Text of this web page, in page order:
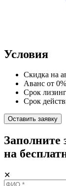
Условия
Скидка на
Аванс от 0%
Срок
Срок
Оставить заявку
Заполните
на
✕